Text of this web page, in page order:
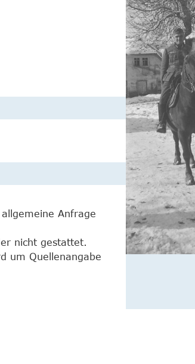
Anfrage
nicht gestattet.
um Quellenangabe